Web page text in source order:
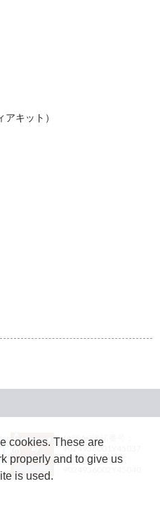
キット）
JASRAC許諾番号：
9024936001Y45037
JASRAC許諾番号：
cookies. These are
properly and to give us
is used.